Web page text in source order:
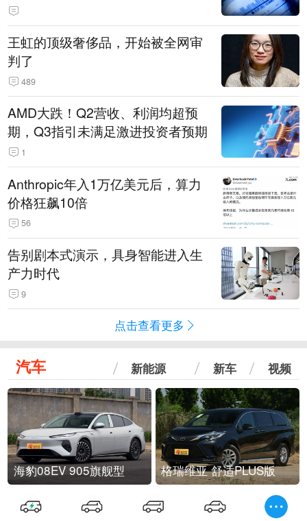
王虹的顶级奢侈品，开始被全网审
判了
489
AMD大跌！Q2营收、利润均超预
期，Q3指引未满足激进投资者预期
1
Anthropic年入1万亿美元后，算力
价格狂飙10倍
56
告别剧本式演示，具身智能进入生
产力时代
9
点击查看更多
汽车 新能源 新车 视频
海豹08EV 905旗舰型 格瑞维亚 舒适PLUS版